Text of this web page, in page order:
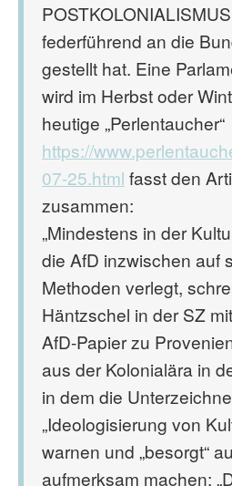
federführend an die
gestellt hat. Eine
wird im Herbst oder
heutige „Perlentaucher“
https://
07-25.html fasst den
zusammen:
„Mindestens in der
die AfD inzwischen auf
Methoden verlegt,
Häntzschel in der SZ
AfD-Papier zu
aus der Kolonialära in
in dem die
„Ideologisierung von
warnen und „besorgt“
aufmerksam machen: